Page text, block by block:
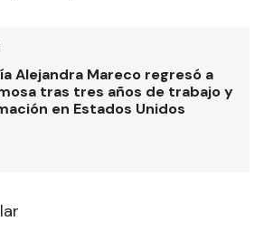
Alejandra Mareco regresó a
tras tres años de trabajo y
en Estados Unidos